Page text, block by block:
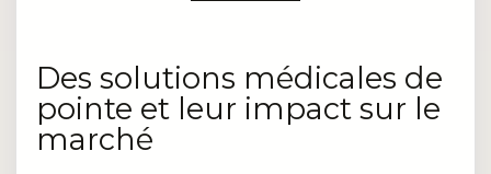
Des solutions médicales de
pointe et leur impact sur le
marché